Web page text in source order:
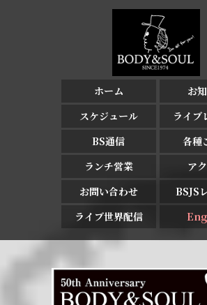
ホーム
お
スケジュール
ライブ
BS通信
各種
ランチ営業
ア
お問い合わせ
BSJS
ライブ世界配信